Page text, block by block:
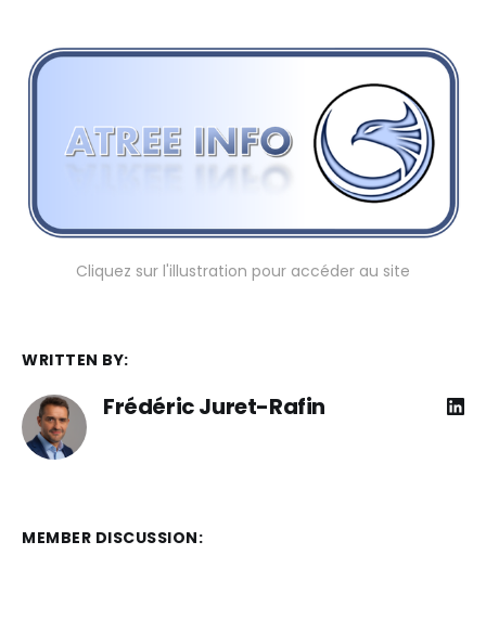
Cliquez sur l'illustration pour accéder au site
WRITTEN BY:
Frédéric Juret-Rafin
MEMBER DISCUSSION: